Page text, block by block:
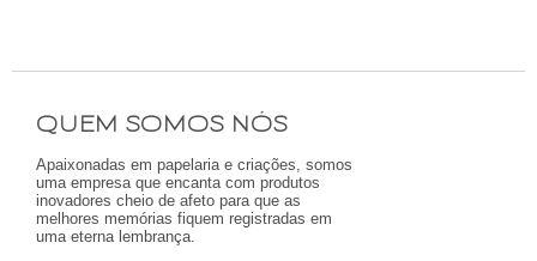
QUEM SOMOS NÓS
Apaixonadas em papelaria e criações, somos
uma empresa que encanta com produtos
inovadores cheio de afeto para que as
melhores memórias fiquem registradas em
uma eterna lembrança.